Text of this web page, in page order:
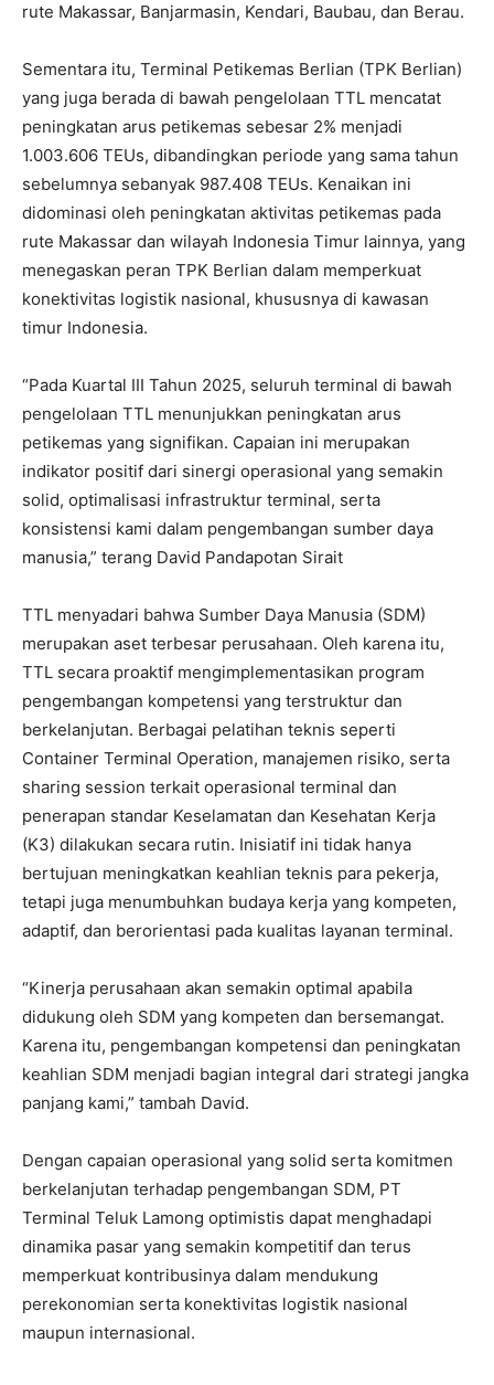
rute Makassar, Banjarmasin, Kendari, Baubau, dan Berau.
Sementara itu, Terminal Petikemas Berlian (TPK Berlian)
yang juga berada di bawah pengelolaan TTL mencatat
peningkatan arus petikemas sebesar 2% menjadi
1.003.606 TEUs, dibandingkan periode yang sama tahun
sebelumnya sebanyak 987.408 TEUs. Kenaikan ini
didominasi oleh peningkatan aktivitas petikemas pada
rute Makassar dan wilayah Indonesia Timur lainnya, yang
menegaskan peran TPK Berlian dalam memperkuat
konektivitas logistik nasional, khususnya di kawasan
timur Indonesia.
“Pada Kuartal III Tahun 2025, seluruh terminal di bawah
pengelolaan TTL menunjukkan peningkatan arus
petikemas yang signifikan. Capaian ini merupakan
indikator positif dari sinergi operasional yang semakin
solid, optimalisasi infrastruktur terminal, serta
konsistensi kami dalam pengembangan sumber daya
manusia,” terang David Pandapotan Sirait
TTL menyadari bahwa Sumber Daya Manusia (SDM)
merupakan aset terbesar perusahaan. Oleh karena itu,
TTL secara proaktif mengimplementasikan program
pengembangan kompetensi yang terstruktur dan
berkelanjutan. Berbagai pelatihan teknis seperti
Container Terminal Operation, manajemen risiko, serta
sharing session terkait operasional terminal dan
penerapan standar Keselamatan dan Kesehatan Kerja
(K3) dilakukan secara rutin. Inisiatif ini tidak hanya
bertujuan meningkatkan keahlian teknis para pekerja,
tetapi juga menumbuhkan budaya kerja yang kompeten,
adaptif, dan berorientasi pada kualitas layanan terminal.
“Kinerja perusahaan akan semakin optimal apabila
didukung oleh SDM yang kompeten dan bersemangat.
Karena itu, pengembangan kompetensi dan peningkatan
keahlian SDM menjadi bagian integral dari strategi jangka
panjang kami,” tambah David.
Dengan capaian operasional yang solid serta komitmen
berkelanjutan terhadap pengembangan SDM, PT
Terminal Teluk Lamong optimistis dapat menghadapi
dinamika pasar yang semakin kompetitif dan terus
memperkuat kontribusinya dalam mendukung
perekonomian serta konektivitas logistik nasional
maupun internasional.